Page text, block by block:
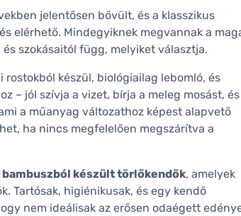
jelentősen bővült, és a klasszikus
elérhető. Mindegyiknek megvannak a
szokásaitól függ, melyiket választja.
készül, biológiailag lebomló, és
– jól szívja a vizet, bírja a meleg mosást, és
a műanyag változathoz képest alapvető
ha nincs megfelelően megszárítva a
készült törlőkendők, amelyek
Tartósak, higiénikusak, és egy kendő
nem ideálisak az erősen odaégett